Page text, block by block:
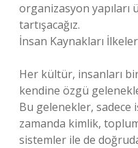
organizasyon
tartışacağız.
İnsan Kaynakları
Her kültür, insanları
kendine özgü
Bu gelenekler, sadece
zamanda kimlik,
sistemler ile de